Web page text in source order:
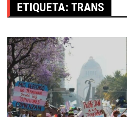
ETIQUETA: TRANS